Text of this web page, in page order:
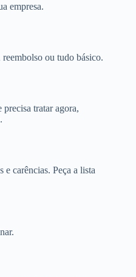
empresa.
ou tudo básico.
precisa tratar agora,
carências. Peça a lista